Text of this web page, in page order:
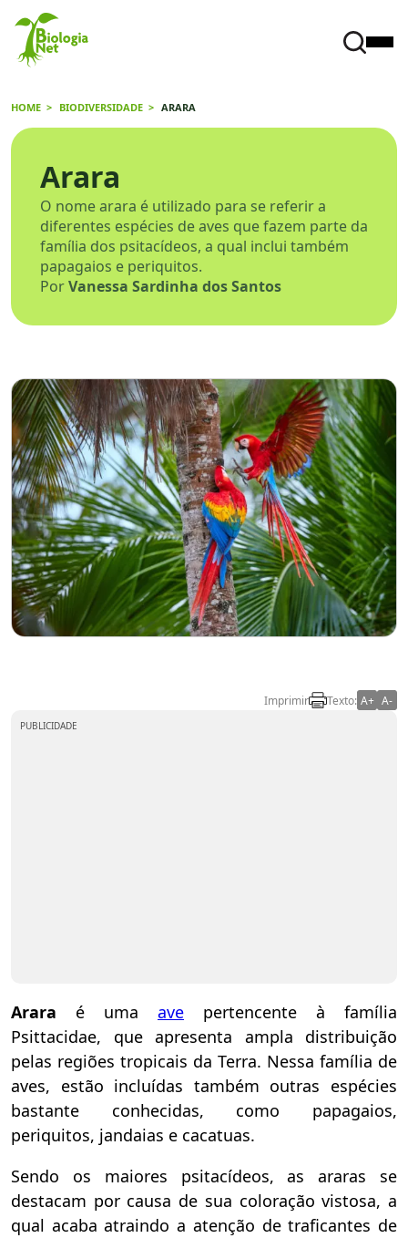
HOME BIODIVERSIDADE ARARA
Arara
O nome arara é utilizado para se referir a
diferentes espécies de aves que fazem parte da
família dos psitacídeos, a qual inclui também
papagaios e periquitos.
PorVanessa Sardinha dos Santos
Imprimir Texto: A+ A-
PUBLICIDADE
Arara é uma ave pertencente à família
Psittacidae, que apresenta ampla distribuição
pelas regiões tropicais da Terra. Nessa família de
aves, estão incluídas também outras espécies
bastante conhecidas, como papagaios,
periquitos, jandaias e cacatuas.
Sendo os maiores psitacídeos, as araras se
destacam por causa de sua coloração vistosa, a
qual acaba atraindo a atenção de traficantes de